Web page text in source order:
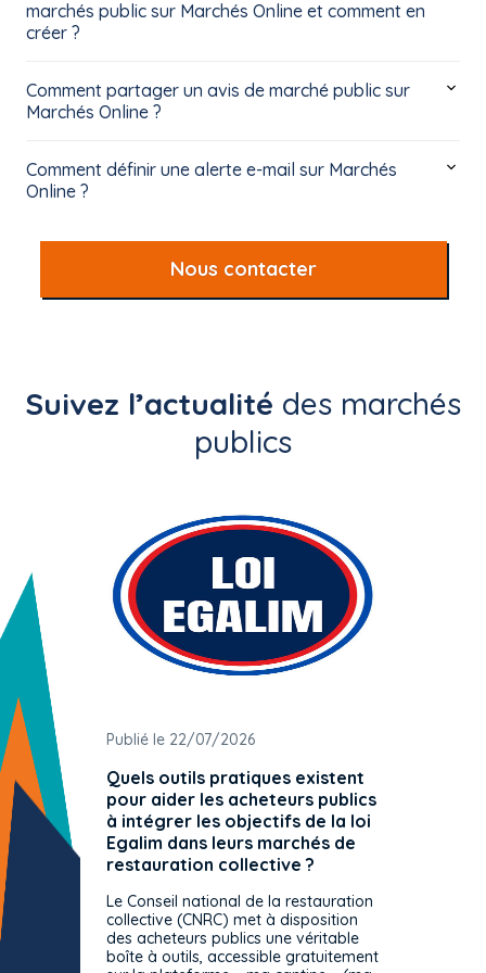
marchés public sur Marchés Online et comment en
créer ?
Comment partager un avis de marché public sur
Marchés Online ?
Comment définir une alerte e-mail sur Marchés
Online ?
Nous contacter
Suivez l’actualité des marchés
publics
Publié le 22/07/2026
Quels outils pratiques existent
pour aider les acheteurs publics
à intégrer les objectifs de la loi
Egalim dans leurs marchés de
restauration collective ?
Le Conseil national de la restauration
collective (CNRC) met à disposition
des acheteurs publics une véritable
boîte à outils, accessible gratuitement